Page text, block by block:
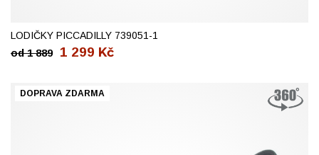
LODIČKY PICCADILLY 739051-1
1 299 Kč
od 1 889
DOPRAVA ZDARMA